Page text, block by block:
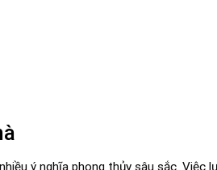
ý nghĩa phong thủy sâu sắc.